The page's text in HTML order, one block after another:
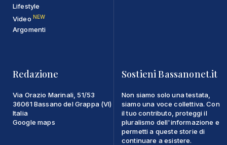
Lifestyle
Video NEW
Argomenti
Redazione
Via Orazio Marinali, 51/53
36061 Bassano del Grappa (VI)
Italia
Google maps
Sostieni Bassanonet.it
Non siamo solo una testata,
siamo una voce collettiva. Con
il tuo contributo, proteggi il
pluralismo dell'informazione e
permetti a queste storie di
continuare a esistere.